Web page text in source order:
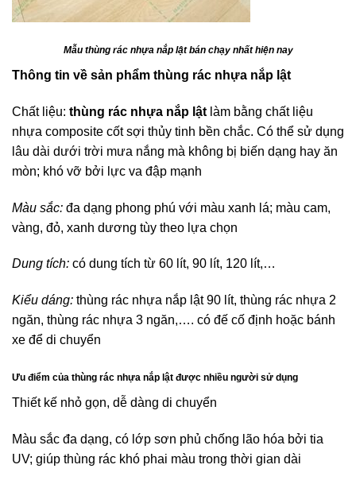
Mẫu thùng rác nhựa nắp lật bán chạy nhất hiện nay
Thông tin về sản phẩm thùng rác nhựa nắp lật
Chất liệu: thùng rác nhựa nắp lật làm bằng chất liệu
nhựa composite cốt sợi thủy tinh bền chắc. Có thể sử dụng
lâu dài dưới trời mưa nắng mà không bị biến dạng hay ăn
mòn; khó vỡ bởi lực va đập mạnh
Màu sắc: đa dạng phong phú với màu xanh lá; màu cam,
vàng, đỏ, xanh dương tùy theo lựa chọn
Dung tích: có dung tích từ 60 lít, 90 lít, 120 lít,…
Kiểu dáng: thùng rác nhựa nắp lật 90 lít, thùng rác nhựa 2
ngăn, thùng rác nhựa 3 ngăn,…. có đế cố định hoặc bánh
xe để di chuyển
Ưu điểm của thùng rác nhựa nắp lật được nhiều người sử dụng
Thiết kế nhỏ gọn, dễ dàng di chuyển
Màu sắc đa dạng, có lớp sơn phủ chống lão hóa bởi tia
UV; giúp thùng rác khó phai màu trong thời gian dài